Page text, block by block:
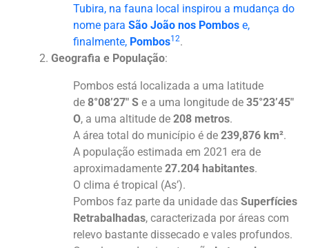
Tubira, na fauna local inspirou a mudança do
nome para São João nos Pombos e,
finalmente, Pombos1 2.
Geografia e População:
Pombos está localizada a uma latitude
de 8°08’27″ S e a uma longitude de 35°23’45″
O, a uma altitude de 208 metros.
A área total do município é de 239,876 km².
A população estimada em 2021 era de
aproximadamente 27.204 habitantes.
O clima é tropical (As’).
Pombos faz parte da unidade das Superfícies
Retrabalhadas, caracterizada por áreas com
relevo bastante dissecado e vales profundos.